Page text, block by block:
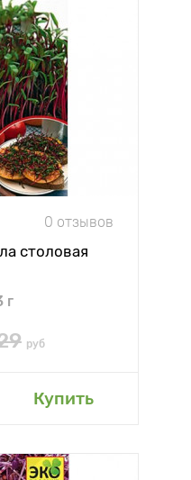
0 отзывов
столовая
г
руб
Купить